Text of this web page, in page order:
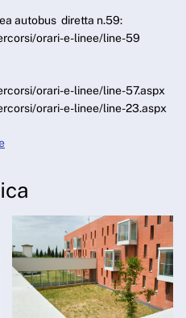
autobus diretta n.59:
orari-e-linee/line-59
orari-e-linee/line-57.aspx
orari-e-linee/line-23.aspx